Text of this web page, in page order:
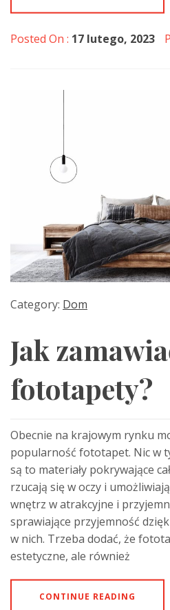
Posted On : 17 lutego, 2023
Category: Dom
Jak
fototapety?
Obecnie na krajowym rynku
popularność fototapet. Nic w
są to materiały pokrywające
rzucają się w oczy i
wnętrz w atrakcyjne i
sprawiające przyjemność
w nich. Trzeba dodać, że
estetyczne, ale również
CONTINUE READING